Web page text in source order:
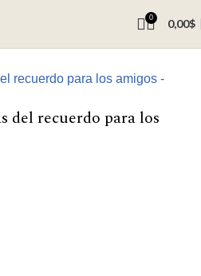
0 0,00$
del recuerdo para los